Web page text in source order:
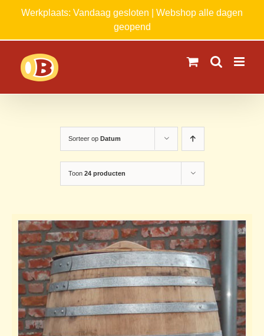
Werkplaats: Vandaag gesloten | Webshop alle dagen
geopend
Sorteer op Datum
Toon 24 producten